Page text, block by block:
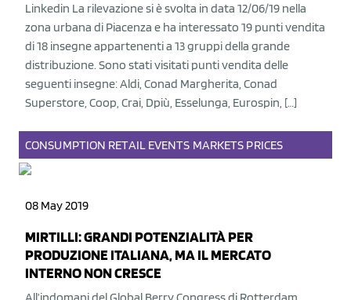
Linkedin La rilevazione si è svolta in data 12/06/19 nella
zona urbana di Piacenza e ha interessato 19 punti vendita
di 18 insegne appartenenti a 13 gruppi della grande
distribuzione. Sono stati visitati punti vendita delle
seguenti insegne: Aldi, Conad Margherita, Conad
Superstore, Coop, Crai, Dpiù, Esselunga, Eurospin, […]
CONSUMPTION RETAIL EVENTS MARKETS PRICES
08 May 2019
MIRTILLI: GRANDI POTENZIALITÀ PER
PRODUZIONE ITALIANA, MA IL MERCATO
INTERNO NON CRESCE